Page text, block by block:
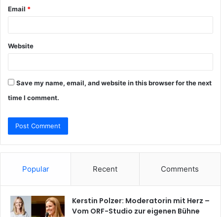
Email *
Website
Save my name, email, and website in this browser for the next
time I comment.
Popular Recent Comments
Kerstin Polzer: Moderatorin mit Herz –
Vom ORF-Studio zur eigenen Bühne